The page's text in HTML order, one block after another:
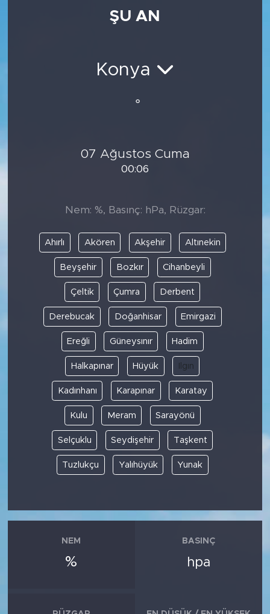
ŞU AN
Konya
°
07 Ağustos Cuma
00:06
Nem: %, Basınç: hPa, Rüzgar:
Ahırlı Akören Akşehir Altınekin
Beyşehir Bozkır Cihanbeyli
Çeltik Çumra Derbent
Derebucak Doğanhisar Emirgazi
Ereğli Güneysınır Hadim
Halkapınar Hüyük Ilgın
Kadınhanı Karapınar Karatay
Kulu Meram Sarayönü
Selçuklu Seydişehir Taşkent
Tuzlukçu Yalıhüyük Yunak
NEM
%
BASINÇ
hpa
Köşe Yazarları
Manşet
Ulusal Son Dakika Haberleri